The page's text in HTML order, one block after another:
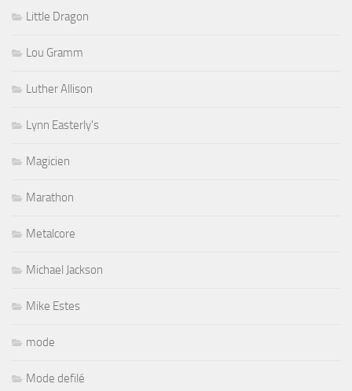
Little Dragon
Lou Gramm
Luther Allison
Lynn Easterly's
Magicien
Marathon
Metalcore
Michael Jackson
Mike Estes
mode
Mode defilé